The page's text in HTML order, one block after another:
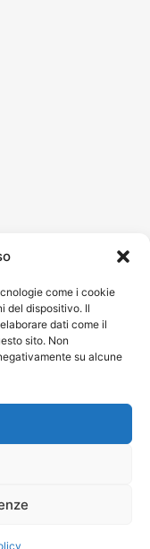
come i cookie
del dispositivo. Il
dati come il
sito. Non
su alcune
by